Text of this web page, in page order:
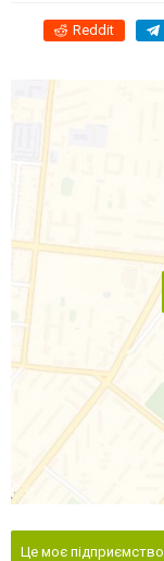
Reddit
Це моє підприємство